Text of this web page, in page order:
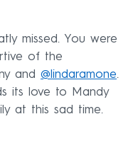
missed. You were
of the
and @lindaramone.
its love to Mandy
at this sad time.